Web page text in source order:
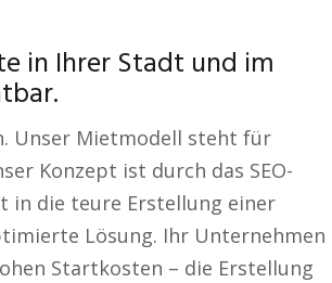
in Ihrer Stadt und im
Unser Mietmodell steht für
Konzept ist durch das SEO-
in die teure Erstellung einer
Lösung. Ihr Unternehmen
Startkosten – die Erstellung